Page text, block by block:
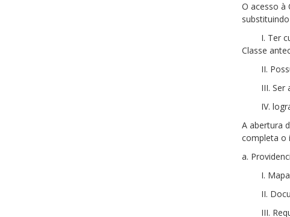
O acesso à
I. Ter
Classe
II.
III. Ser
IV.
A abertura
completa o
a.
I.
II.
III.